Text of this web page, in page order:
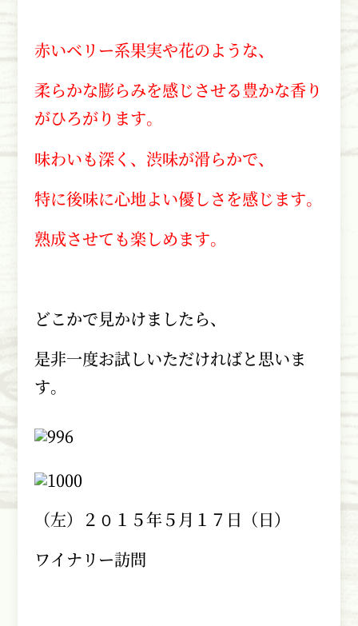
赤いベリー系果実や花のような、
柔らかな膨らみを感じさせる豊かな香り
がひろがります。
味わいも深く、渋味が滑らかで、
特に後味に心地よい優しさを感じます。
熟成させても楽しめます。
どこかで見かけましたら、
是非一度お試しいただければと思いま
す。
（左）２０１５年５月１７日（日）
ワイナリー訪問